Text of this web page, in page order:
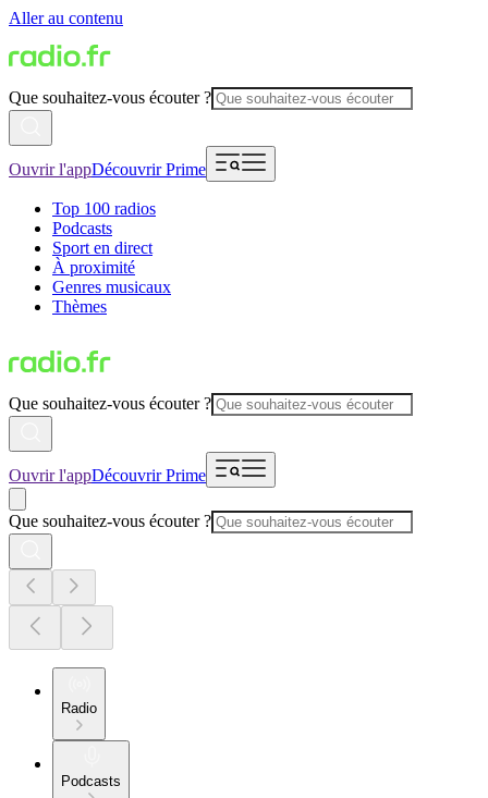
Aller au contenu
Que souhaitez-vous écouter ?
Ouvrir l'appDécouvrir Prime
Top 100 radios
Podcasts
Sport en direct
À proximité
Genres musicaux
Thèmes
Que souhaitez-vous écouter ?
Ouvrir l'appDécouvrir Prime
Que souhaitez-vous écouter ?
Radio
Podcasts